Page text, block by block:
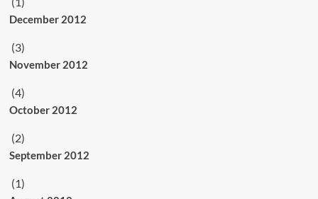
December 2012
(3)
November 2012
(4)
October 2012
(2)
September 2012
(1)